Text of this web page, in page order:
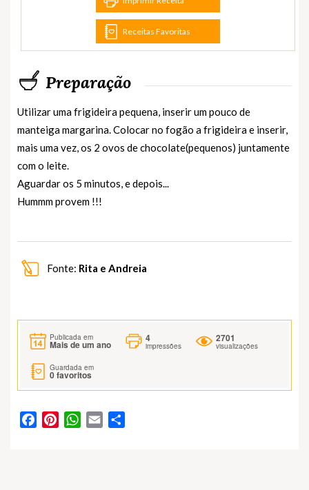
Receitas Favoritas
Preparação
Utilizar uma frigideira pequena, inserir um pouco de
manteiga margarina. Colocar no fogão a frigideira e inserir,
mais uma vez, os 2 ovos de chocolate(pequenos) juntamente
com o leite.
Aguardar os 5 minutos, e depois...
Hummm provem !!!
Fonte: Rita e Andreia
Publicada em
Mais de um ano
4
impressões
2701
visualizações
Guardada em
0favoritos
FacebookPinterestWhatsApp
Email